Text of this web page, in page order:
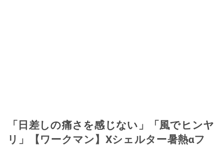
「日差しの痛さを感じない」「風でヒンヤ
リ」【ワークマン】Xシェルター暑熱αフ